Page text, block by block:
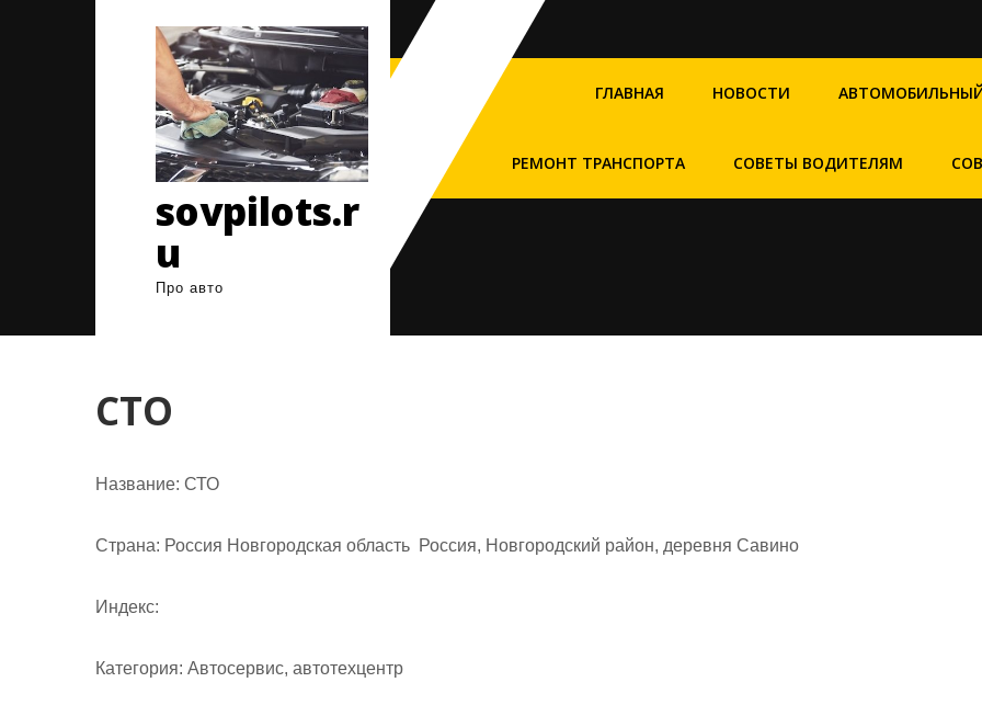
sovpilots.r
u
Про авто
ГЛАВНАЯ НОВОСТИ
РЕМОНТ ТРАНСПОРТА СОВЕТЫ ВОДИТЕЛЯМ
СТО
Название: СТО
Страна: Россия Новгородская область Россия, Новгородский район, деревня Савино
Индекс:
Категория: Автосервис, автотехцентр